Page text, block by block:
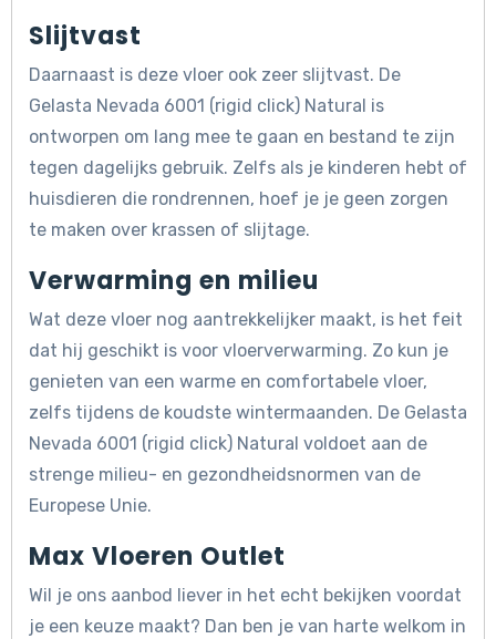
Slijtvast
Daarnaast is deze vloer ook zeer slijtvast. De
Gelasta Nevada 6001 (rigid click) Natural is
ontworpen om lang mee te gaan en bestand te zijn
tegen dagelijks gebruik. Zelfs als je kinderen hebt of
huisdieren die rondrennen, hoef je je geen zorgen
te maken over krassen of slijtage.
Verwarming en milieu
Wat deze vloer nog aantrekkelijker maakt, is het feit
dat hij geschikt is voor vloerverwarming. Zo kun je
genieten van een warme en comfortabele vloer,
zelfs tijdens de koudste wintermaanden. De Gelasta
Nevada 6001 (rigid click) Natural voldoet aan de
strenge milieu- en gezondheidsnormen van de
Europese Unie.
Max Vloeren Outlet
Wil je ons aanbod liever in het echt bekijken voordat
je een keuze maakt? Dan ben je van harte welkom in